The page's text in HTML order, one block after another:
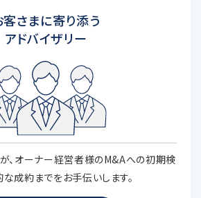
客さまに寄り添う
アドバイザリー
、オーナー経営者様のM&Aへの初期検
成約までをお手伝いします。